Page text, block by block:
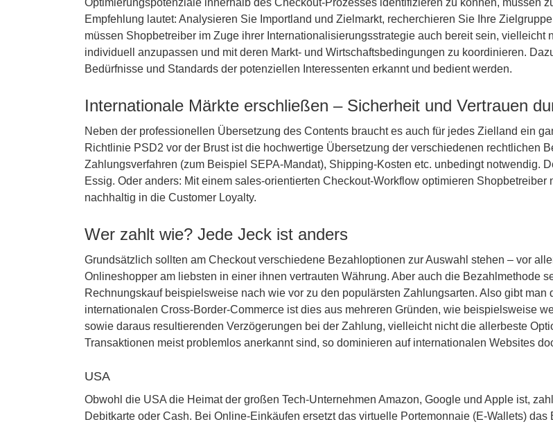
Optimierungspotenziale innerhalb des Checkout-Prozesses identifizieren zu können, müssen
Empfehlung lautet: Analysieren Sie Importland und Zielmarkt, recherchieren Sie Ihre
müssen Shopbetreiber im Zuge ihrer Internationalisierungsstrategie auch bereit sein,
individuell anzupassen und mit deren Markt- und Wirtschaftsbedingungen zu koordinieren.
Bedürfnisse und Standards der potenziellen Interessenten erkannt und bedient werden.
Internationale Märkte erschließen – Sicherheit und Vertrauen
Neben der professionellen Übersetzung des Contents braucht es auch für jedes Zielland ein
Richtlinie PSD2 vor der Brust ist die hochwertige Übersetzung der verschiedenen rechtlichen
Zahlungsverfahren (zum Beispiel SEPA-Mandat), Shipping-Kosten etc. unbedingt notwendig.
Essig. Oder anders: Mit einem sales-orientierten Checkout-Workflow optimieren
nachhaltig in die Customer Loyalty.
Wer zahlt wie? Jede Jeck ist anders
Grundsätzlich sollten am Checkout verschiedene Bezahloptionen zur Auswahl stehen – vor
Onlineshopper am liebsten in einer ihnen vertrauten Währung. Aber auch die Bezahlmethode
Rechnungskauf beispielsweise nach wie vor zu den populärsten Zahlungsarten. Also gibt
internationalen Cross-Border-Commerce ist dies aus mehreren Gründen, wie beispielsweise
sowie daraus resultierenden Verzögerungen bei der Zahlung, vielleicht nicht die allerbeste
Transaktionen meist problemlos anerkannt sind, so dominieren auf internationalen Websites
USA
Obwohl die USA die Heimat der großen Tech-Unternehmen Amazon, Google und Apple ist,
Debitkarte oder Cash. Bei Online-Einkäufen ersetzt das virtuelle Portemonnaie (E-Wallets) das